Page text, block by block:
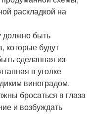
раскладкой на
должно быть
которые будут
сделанная из
в уголке
виноградом.
бросаться в глаза
и возбуждать